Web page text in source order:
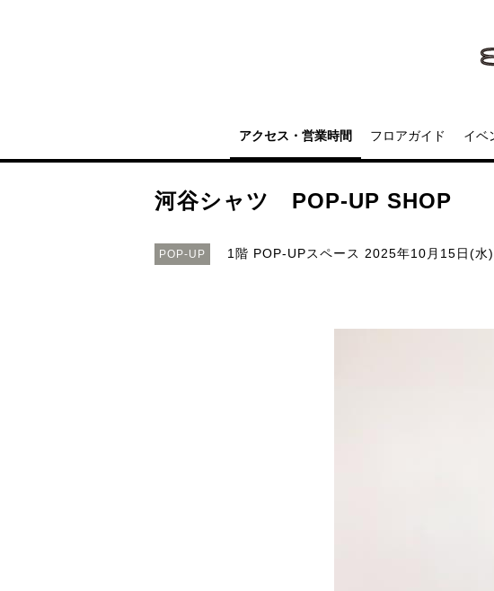
アクセス・営業時間 フロアガイド イベ
河谷シャツ POP-UP SHOP
POP-UP 1階 POP-UPスペース 2025年10月15日(